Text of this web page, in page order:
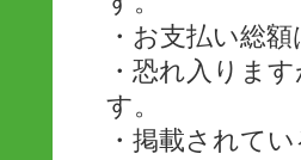
・お支払い総
・恐れ入りま
す。
・掲載されて